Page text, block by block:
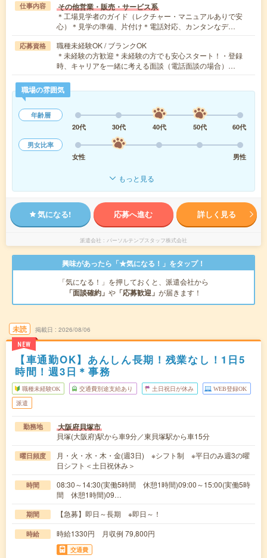
仕事内容 その他営業・販売・サービス系
＊工場見学者のガイド（レクチャー・マニュアルありで安
心）＊見学の準備、片付け＊電話対応、カンタンなデ…
応募資格
職種未経験OK / ブランクOK
＊未経験の方歓迎＊未経験の方でも安心スタート！・登録
時、キャリアを一緒に考える面談（電話面談の場合）…
職場の雰囲気
年齢層
20代
30代 40代 50代
60代
男女比率
女性
男性
もっと見る
気になる! 応募へ進む 詳しく見る
派遣会社 パーソルテンプスタッフ株式会社
興味があったら「★気になる！」をタップ！
「気になる！」を押しておくと、派遣会社から
「面談確約」 や 「応募歓迎」 が届きます！
未読
NEW
掲載日 2026/08/06
【車通勤OK】あんしん長期！残業なし！1日5
時間！週3日＊事務
職種未経験OK 交通費別途支給あり 土日祝日が休み WEB登録OK
派遣
勤務地 大阪府貝塚市
貝塚(大阪府)駅から車9分／東貝塚駅から車15分
曜日頻度
月・火・水・木・金(週3日) ※シフト制 ※平日のみ週3の曜
日シフト＜土日祝休み＞
時間
08:30～14:30(実働5時間 休憩1時間)09:00～15:00(実働5時
間 休憩1時間)09…
期間 【急募】即日～長期 ※即日～！
時給 時給1330円 月収例 79,800円
交通費